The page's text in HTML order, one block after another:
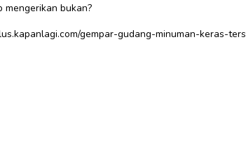
mengerikan bukan?
gempar-gudang-minuman-keras-